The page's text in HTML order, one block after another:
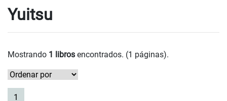
Yuitsu
Mostrando 1 libros encontrados. (1 páginas).
1